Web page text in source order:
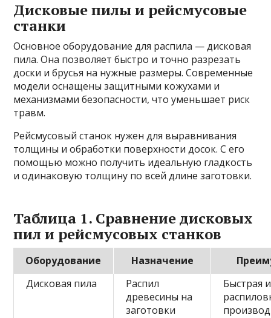
Дисковые пилы и рейсмусовые
станки
Основное оборудование для распила — дисковая
пила. Она позволяет быстро и точно разрезать
доски и брусья на нужные размеры. Современные
модели оснащены защитными кожухами и
механизмами безопасности, что уменьшает риск
травм.
Рейсмусовый станок нужен для выравнивания
толщины и обработки поверхности досок. С его
помощью можно получить идеальную гладкость
и одинаковую толщину по всей длине заготовки.
Таблица 1. Сравнение дисковых
пил и рейсмусовых станков
Оборудование Назначение
Дисковая пила
Распил
древесины на
заготовки
Быстрая